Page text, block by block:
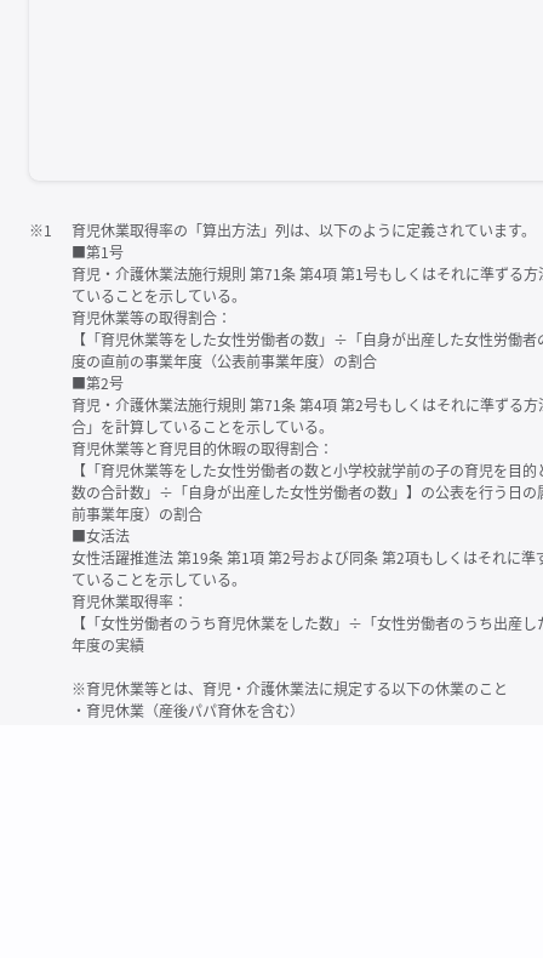
※1
育児休業取得率の「算出方法」列は、以下のように定義されています。
■第1号
育児・介護休業法施行規則 第71条 第4項 第1号もしくはそれに準ずる
ていることを示している。
育児休業等の取得割合：
【「育児休業等をした女性労働者の数」÷「自身が出産した女性労働
度の直前の事業年度（公表前事業年度）の割合
■第2号
育児・介護休業法施行規則 第71条 第4項 第2号もしくはそれに準ずる
合」を計算していることを示している。
育児休業等と育児目的休暇の取得割合：
【「育児休業等をした女性労働者の数と小学校就学前の子の育児を目
数の合計数」÷「自身が出産した女性労働者の数」】の公表を行う日
前事業年度）の割合
■女活法
女性活躍推進法 第19条 第1項 第2号および同条 第2項もしくはそれに
ていることを示している。
育児休業取得率：
【「女性労働者のうち育児休業をした数」÷「女性労働者のうち出産
年度の実績
※育児休業等とは、育児・介護休業法に規定する以下の休業のこと
・育児休業（産後パパ育休を含む）